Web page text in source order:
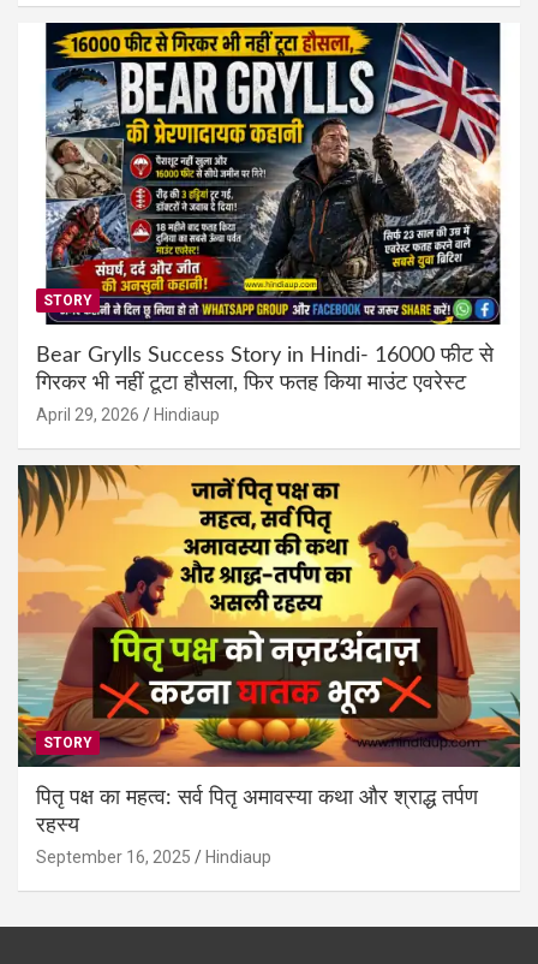
STORY
Bear Grylls Success Story in Hindi- 16000 फीट से
गिरकर भी नहीं टूटा हौसला, फिर फतह किया माउंट एवरेस्ट
April 29, 2026 Hindiaup
STORY
पितृ पक्ष का महत्व: सर्व पितृ अमावस्या कथा और श्राद्ध तर्पण
रहस्य
September 16, 2025 Hindiaup